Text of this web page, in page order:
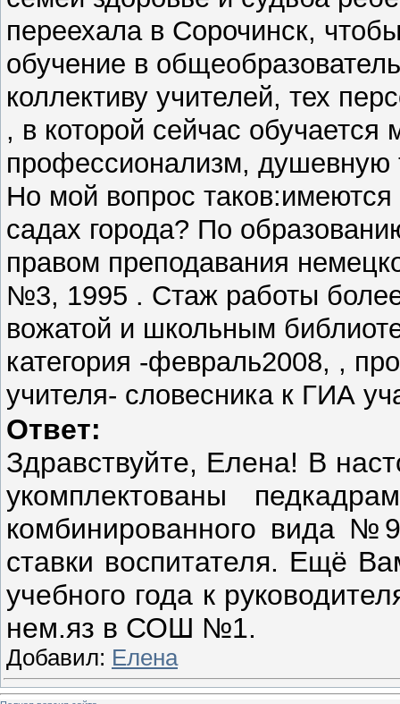
переехала в Сорочинск,
обучение в
коллективу учителей, тех
, в которой сейчас обучается
профессионализм, душевную
Но мой вопрос
садах города? По
правом преподавания
№3, 1995 . Стаж работы
вожатой и школьным
категория -февраль2008, ,
учителя- словесника к ГИА
Ответ:
Здравствуйте, Елена! В
укомплектованы
комбинированного вида
ставки воспитателя. Ещё
учебного года к
нем.яз в СОШ №1.
Добавил: Елена